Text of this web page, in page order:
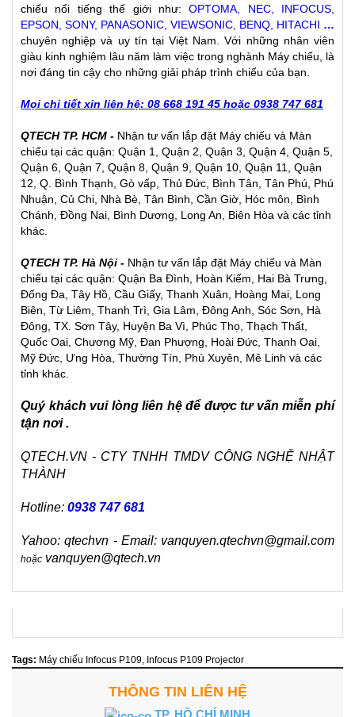
chiếu nổi tiếng thế giới như:OPTOMA, NEC, INFOCUS,
EPSON, SONY, PANASONIC, VIEWSONIC, BENQ, HITACHI …
chuyên nghiệp và uy tín tại Việt Nam. Với những nhân viên
giàu kinh nghiệm lâu năm làm việc trong nghành Máy chiếu, là
nơi đáng tin cậy cho những giải pháp trình chiếu của bạn.
Mọi chi tiết xin liên hệ: 08 668 191 45 hoặc 0938 747 681
QTECH TP. HCM - Nhận tư vấn lắp đặt Máy chiếu và Màn
chiếu tại các quận: Quận 1, Quận 2, Quận 3, Quận 4, Quận 5,
Quận 6, Quận 7, Quận 8, Quận 9, Quận 10, Quận 11, Quận
12, Q. Bình Thạnh, Gò vấp, Thủ Đức, Bình Tân, Tân Phú, Phú
Nhuận, Củ Chi, Nhà Bè, Tân Bình, Cần Giờ, Hóc môn, Bình
Chánh, Đồng Nai, Bình Dương, Long An, Biên Hòa và các tỉnh
khác.
QTECH TP. Hà Nội - Nhận tư vấn lắp đặt Máy chiếu và Màn
chiếu tại các quận: Quận Ba Đình, Hoàn Kiếm, Hai Bà Trưng,
Đống Đa, Tây Hồ, Cầu Giấy, Thanh Xuân, Hoàng Mai, Long
Biên, Từ Liêm, Thanh Trì, Gia Lâm, Đông Anh, Sóc Sơn, Hà
Đông, TX. Sơn Tây, Huyện Ba Vì, Phúc Thọ, Thạch Thất,
Quốc Oai, Chương Mỹ, Đan Phượng, Hoài Đức, Thanh Oai,
Mỹ Đức, Ưng Hòa, Thường Tín, Phú Xuyên, Mê Linh và các
tỉnh khác.
Quý khách vui lòng liên hệ để được tư vấn miễn phí
tận nơi .
QTECH.VN - CTY TNHH TMDV CÔNG NGHỆ NHẬT
THÀNH
Hotline: 0938 747 681
Yahoo: qtechvn - Email: vanquyen.qtechvn@gmail.com
hoặc vanquyen@qtech.vn
Tags: Máy chiếu Infocus P109, Infocus P109 Projector
THÔNG TIN LIÊN HỆ
TP. HỒ CHÍ MINH